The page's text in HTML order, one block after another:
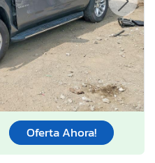
Oferta Ahora!